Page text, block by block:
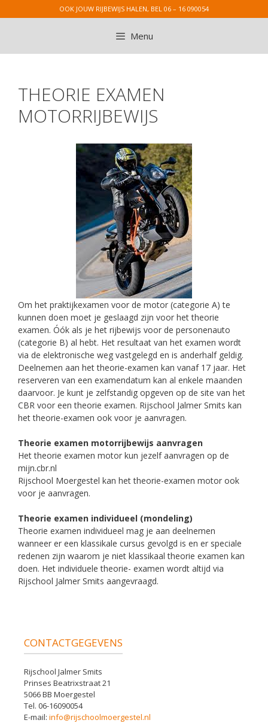
naar
OOK JOUW RIJBEWIJS HALEN, BEL 06 – 16 090054
Menu
THEORIE EXAMEN
MOTORRIJBEWIJS
Om het praktijkexamen voor de motor (categorie A) te
kunnen doen moet je geslaagd zijn voor het theorie
examen. Óók als je het rijbewijs voor de personenauto
(categorie B) al hebt. Het resultaat van het examen wordt
via de elektronische weg vastgelegd en is anderhalf geldig.
Deelnemen aan het theorie-examen kan vanaf 17 jaar. Het
reserveren van een examendatum kan al enkele maanden
daarvoor. Je kunt je zelfstandig opgeven op de site van het
CBR voor een theorie examen. Rijschool Jalmer Smits kan
het theorie-examen ook voor je aanvragen.
Theorie examen motorrijbewijs aanvragen
Het theorie examen motor kun jezelf aanvragen op de
mijn.cbr.nl
Rijschool Moergestel kan het theorie-examen motor ook
voor je aanvragen.
Theorie examen individueel (mondeling)
Theorie examen individueel mag je aan deelnemen
wanneer er een klassikale cursus gevolgd is en er speciale
redenen zijn waarom je niet klassikaal theorie examen kan
doen. Het individuele theorie- examen wordt altijd via
Rijschool Jalmer Smits aangevraagd.
CONTACTGEGEVENS
Rijschool Jalmer Smits
Prinses Beatrixstraat 21
5066 BB Moergestel
Tel. 06-16090054
E-mail: info@rijschoolmoergestel.nl